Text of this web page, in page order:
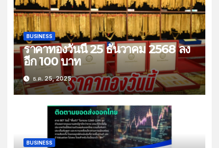
BUSINESS
ราคาทองวันนี้ 25 ธันวาคม 2568 ลง
อีก 100 บาท
ธ.ค. 25, 2025
BUSINESS